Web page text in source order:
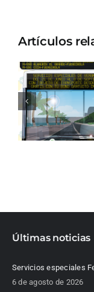
Artículos
Últimas noticias
Servicios especiales
6 de agosto de 2026